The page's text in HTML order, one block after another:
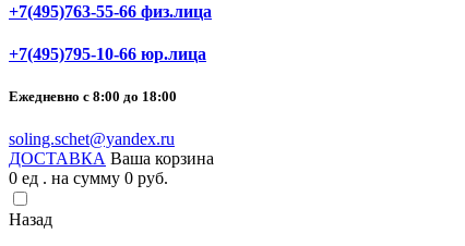
+7(495)763-55-66 физ.лица
+7(495)795-10-66 юр.лица
Ежедневно с 8:00 до 18:00
soling.schet@yandex.ru
ДОСТАВКА Ваша корзина
0 ед . на сумму 0 pуб.
Назад